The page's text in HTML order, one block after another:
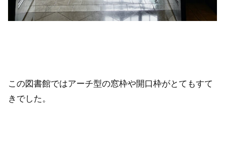
この図書館ではアーチ型の窓枠や開口枠がとてもすて
きでした。